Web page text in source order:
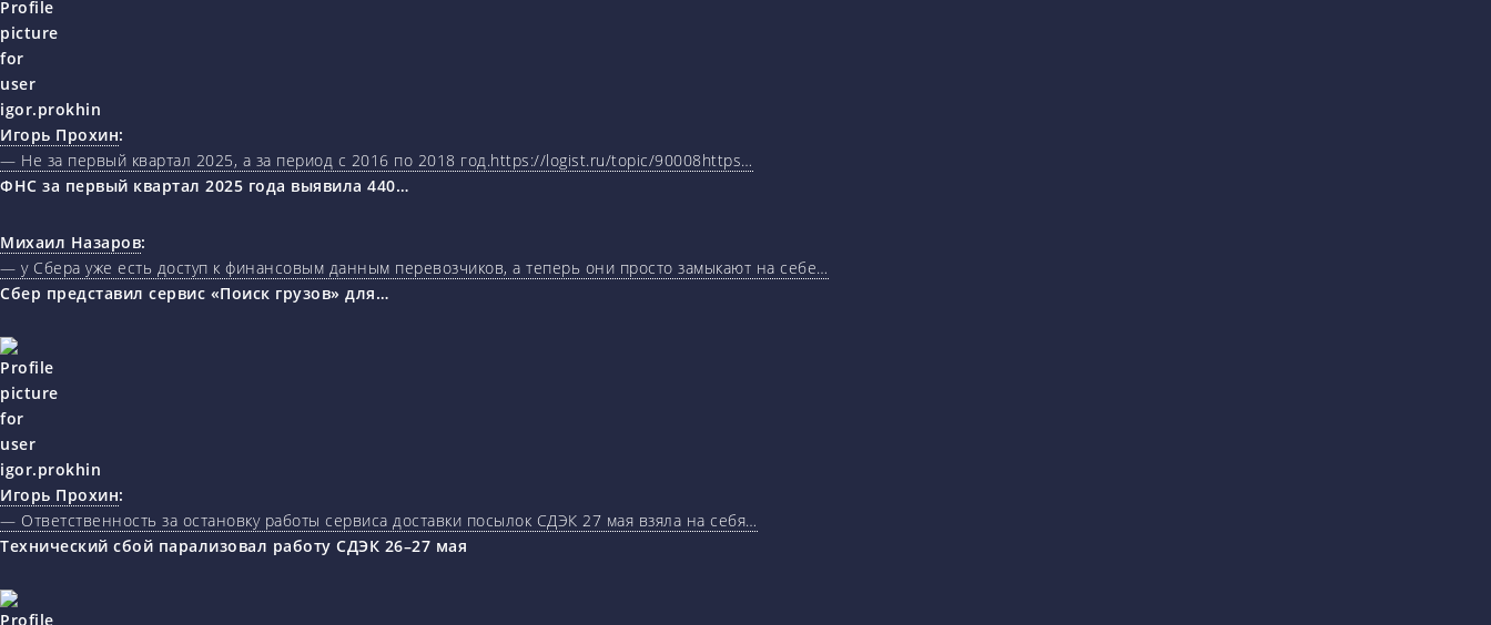
Игорь Прохин:
— Не за первый квартал 2025, а за период с 2016 по 2018 год.https://logist.ru/topic/90008https…
ФНС за первый квартал 2025 года выявила 440…
Михаил Назаров:
— у Сбера уже есть доступ к финансовым данным перевозчиков, а теперь они просто замыкают на себе…
Сбер представил сервис «Поиск грузов» для…
Игорь Прохин:
— Ответственность за остановку работы сервиса доставки посылок СДЭК 27 мая взяла на себя…
Технический сбой парализовал работу СДЭК 26–27 мая